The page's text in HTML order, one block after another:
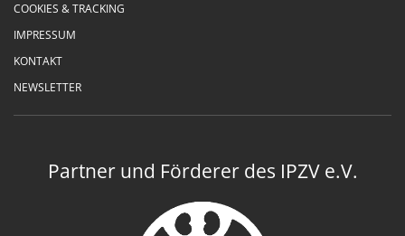
COOKIES & TRACKING
IMPRESSUM
KONTAKT
NEWSLETTER
Partner und Förderer des IPZV e.V.